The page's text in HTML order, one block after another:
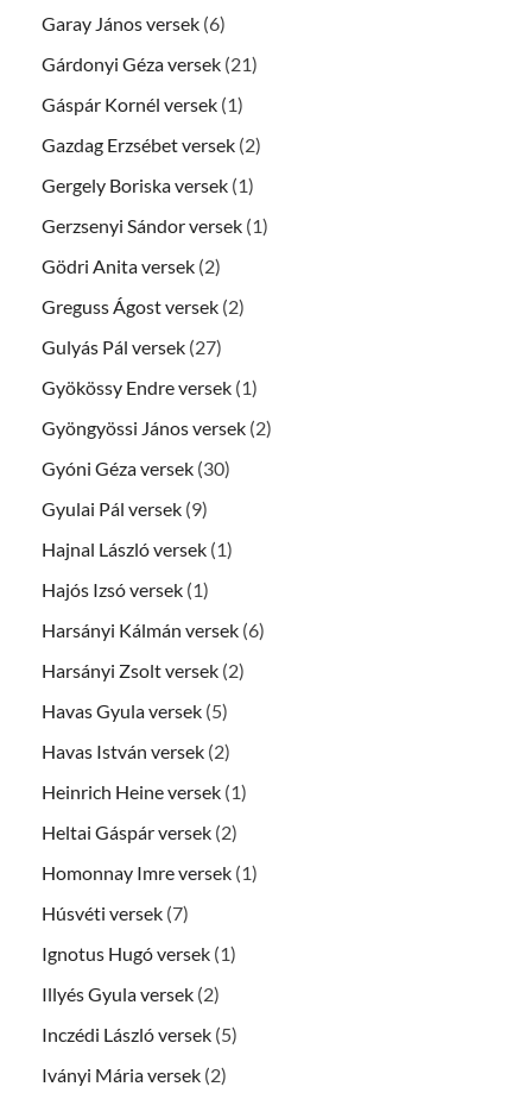
Garay János versek (6)
Gárdonyi Géza versek (21)
Gáspár Kornél versek (1)
Gazdag Erzsébet versek (2)
Gergely Boriska versek (1)
Gerzsenyi Sándor versek (1)
Gödri Anita versek (2)
Greguss Ágost versek (2)
Gulyás Pál versek (27)
Gyökössy Endre versek (1)
Gyöngyössi János versek (2)
Gyóni Géza versek (30)
Gyulai Pál versek (9)
Hajnal László versek (1)
Hajós Izsó versek (1)
Harsányi Kálmán versek (6)
Harsányi Zsolt versek (2)
Havas Gyula versek (5)
Havas István versek (2)
Heinrich Heine versek (1)
Heltai Gáspár versek (2)
Homonnay Imre versek (1)
Húsvéti versek (7)
Ignotus Hugó versek (1)
Illyés Gyula versek (2)
Inczédi László versek (5)
Iványi Mária versek (2)